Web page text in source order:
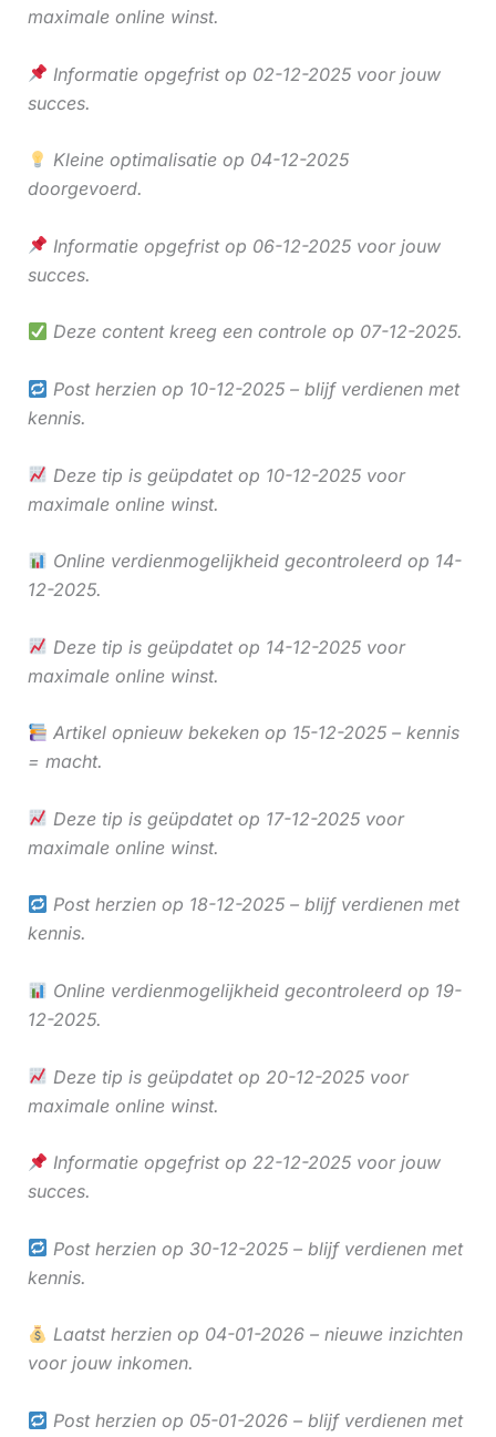
maximale online winst.
Informatie opgefrist op 02-12-2025 voor jouw
succes.
Kleine optimalisatie op 04-12-2025
doorgevoerd.
Informatie opgefrist op 06-12-2025 voor jouw
succes.
Deze content kreeg een controle op 07-12-2025.
Post herzien op 10-12-2025 – blijf verdienen met
kennis.
Deze tip is geüpdatet op 10-12-2025 voor
maximale online winst.
Online verdienmogelijkheid gecontroleerd op 14-
12-2025.
Deze tip is geüpdatet op 14-12-2025 voor
maximale online winst.
Artikel opnieuw bekeken op 15-12-2025 – kennis
= macht.
Deze tip is geüpdatet op 17-12-2025 voor
maximale online winst.
Post herzien op 18-12-2025 – blijf verdienen met
kennis.
Online verdienmogelijkheid gecontroleerd op 19-
12-2025.
Deze tip is geüpdatet op 20-12-2025 voor
maximale online winst.
Informatie opgefrist op 22-12-2025 voor jouw
succes.
Post herzien op 30-12-2025 – blijf verdienen met
kennis.
Laatst herzien op 04-01-2026 – nieuwe inzichten
voor jouw inkomen.
Post herzien op 05-01-2026 – blijf verdienen met